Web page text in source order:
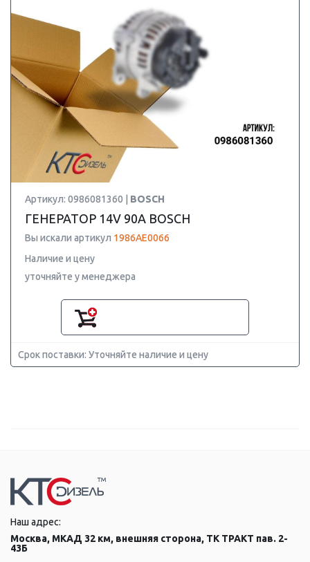
Артикул: 0986081360 | BOSCH
ГЕНЕРАТОР 14V 90A BOSCH
Вы искали артикул 1986AE0066
Наличие и цену
уточняйте у менеджера
Срок поставки: Уточняйте наличие и цену
Наш адрес:
Москва, МКАД 32 км, внешняя сторона, ТК ТРАКТ пав. 2-
43Б